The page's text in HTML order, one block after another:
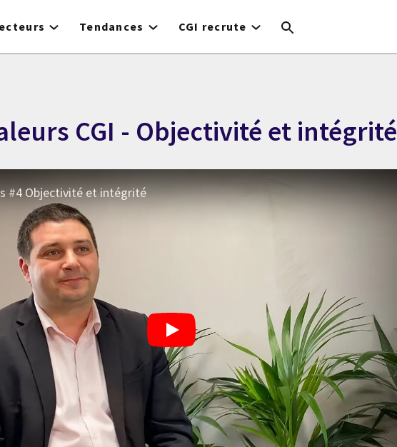
Tendances CGI recrute
CGI - Objectivité et intégrité
#4 Objectivité et intégrité